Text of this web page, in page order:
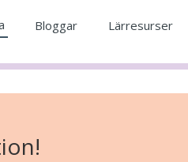
Bloggar Lärresurser